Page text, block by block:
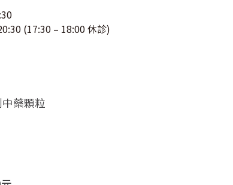
(17:30 – 18:00 休診)
藥顆粒